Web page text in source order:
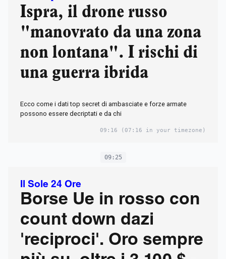
Ispra, il drone russo
"manovrato da una zona
non lontana". I rischi di
una guerra ibrida
Ecco come i dati top secret di ambasciate e forze armate
possono essere decriptati e da chi
09:16 (07:16 in your timezone)
09:25
Il Sole 24 Ore
Borse Ue in rosso con
count down dazi
'reciproci'. Oro sempre